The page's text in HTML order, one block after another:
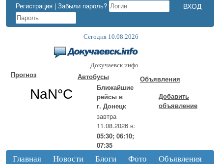
Регистрация | Забыли пароль?
Сегодня 10.08.2026
Докучаевск.инфо
Прогноз
Автобусы
Ближайшие
рейсы в
г. Донецк
завтра
11.08.2026 в:
05:30; 06:10;
07:35
Объявления
Добавить
объявление
Главная Новости Блоги Фото
Объявления